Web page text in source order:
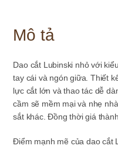
Mô tả
Dao cắt Lubinski nhỏ với
tay cái và ngón giữa. Thiết
lực cắt lớn và thao tác dễ
cầm sẽ mềm mại và nhẹ
sắt khác. Đồng thời giá
Điểm mạnh mẽ của dao cắt